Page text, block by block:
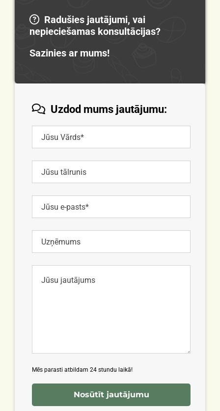
 Radušies jautājumi, vai
nepieciešamas konsultācijas?
Sazinies ar mums!
 Uzdod mums jautājumu:
Mēs parasti atbildam 24 stundu laikā!